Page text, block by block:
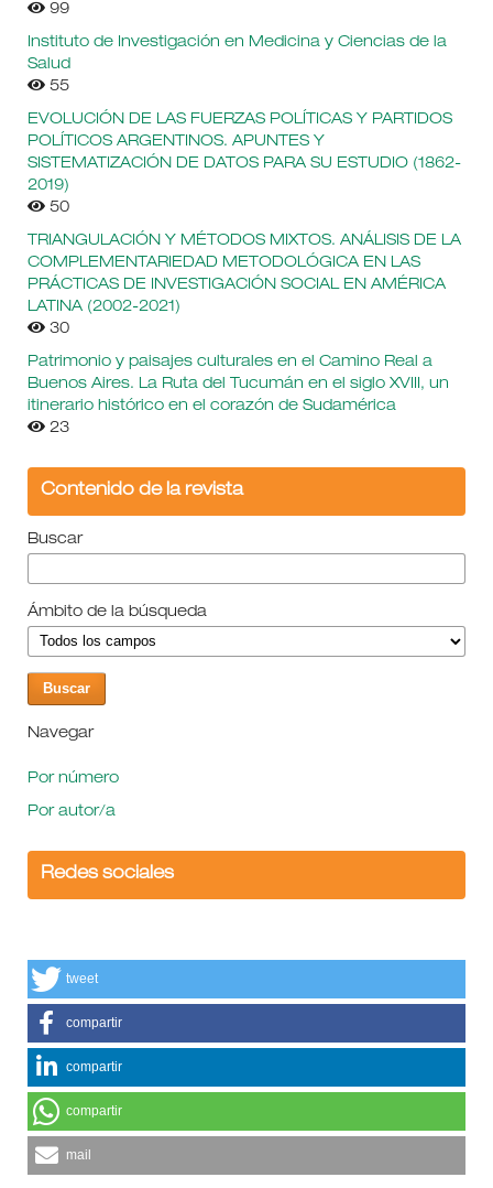
99
Instituto de Investigación en Medicina y Ciencias de la
Salud
55
EVOLUCIÓN DE LAS FUERZAS POLÍTICAS Y PARTIDOS
POLÍTICOS ARGENTINOS. APUNTES Y
SISTEMATIZACIÓN DE DATOS PARA SU ESTUDIO (1862-
2019)
50
TRIANGULACIÓN Y MÉTODOS MIXTOS. ANÁLISIS DE LA
COMPLEMENTARIEDAD METODOLÓGICA EN LAS
PRÁCTICAS DE INVESTIGACIÓN SOCIAL EN AMÉRICA
LATINA (2002-2021)
30
Patrimonio y paisajes culturales en el Camino Real a
Buenos Aires. La Ruta del Tucumán en el siglo XVIII, un
itinerario histórico en el corazón de Sudamérica
23
Contenido de la revista
Buscar
Ámbito de la búsqueda
Navegar
Por número
Por autor/a
Redes sociales
tweet
compartir
compartir
compartir
mail